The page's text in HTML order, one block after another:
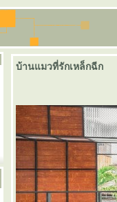
บ้านแมวที่รักเหล็กฉีก